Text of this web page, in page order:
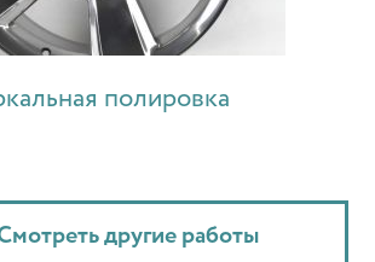
полировка
другие работы